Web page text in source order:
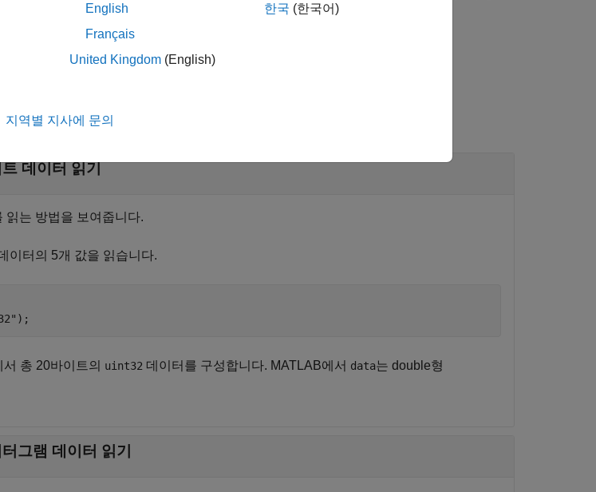
.
"char"또는 의 경우 결과는 지정된 유형입니다.
데이터 읽기
읽는 방법을 보여줍니다.
이터의 5개 값을 읽습니다.
);
서 총 20바이트의 uint32 데이터를 구성합니다. MATLAB에서 data는 double형
그램 데이터 읽기
English
Français
United Kingdom (English)
한국 (한국어)
지역별 지사에 문의